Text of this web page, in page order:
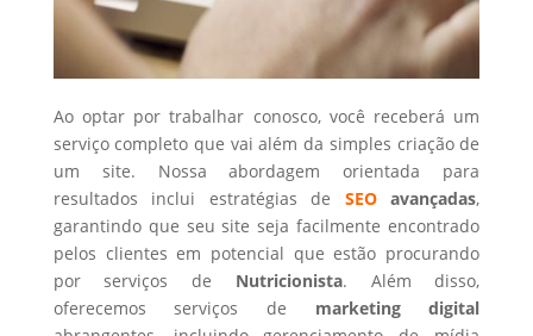
Ao optar por trabalhar conosco, você receberá um
serviço completo que vai além da simples criação de
um site. Nossa abordagem orientada para
resultados inclui estratégias de SEOavançadas,
garantindo que seu site seja facilmente encontrado
pelos clientes em potencial que estão procurando
por serviços de Nutricionista. Além disso,
oferecemos serviços de marketing digital